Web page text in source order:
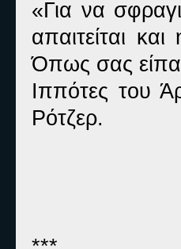
«Για να
απαιτείται
Όπως σας
Ιππότες του
Ρότζερ.